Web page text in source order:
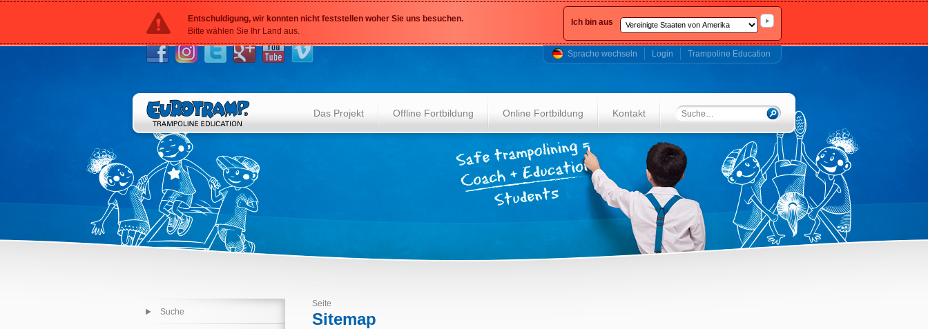
Entschuldigung, wir konnten nicht feststellen woher Sie uns besuchen.
Bitte wählen Sie Ihr Land aus.
Ich bin aus
Sprache wechseln Login Trampoline Education
Das Projekt Offline Fortbildung Online Fortbildung Kontakt
Suche
Seite
Sitemap